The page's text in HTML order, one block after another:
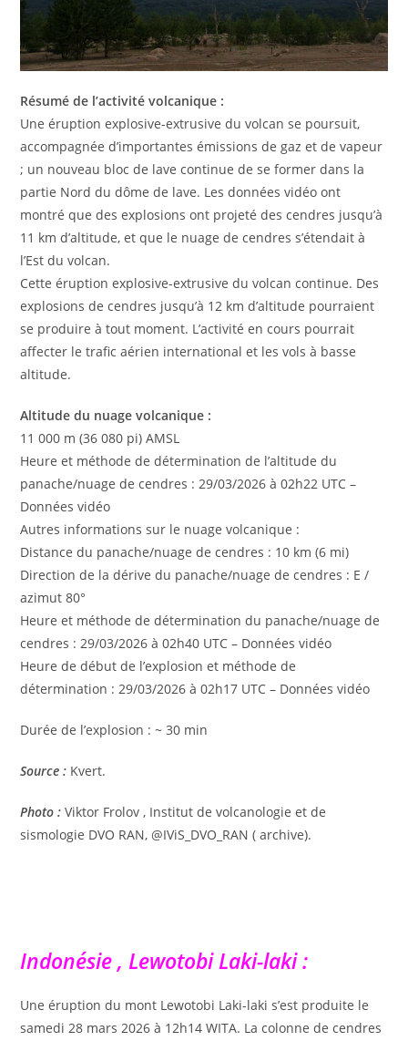
Résumé de l’activité volcanique :
Une éruption explosive-extrusive du volcan se poursuit,
accompagnée d’importantes émissions de gaz et de vapeur
; un nouveau bloc de lave continue de se former dans la
partie Nord du dôme de lave. Les données vidéo ont
montré que des explosions ont projeté des cendres jusqu’à
11 km d’altitude, et que le nuage de cendres s’étendait à
l’Est du volcan.
Cette éruption explosive-extrusive du volcan continue. Des
explosions de cendres jusqu’à 12 km d’altitude pourraient
se produire à tout moment. L’activité en cours pourrait
affecter le trafic aérien international et les vols à basse
altitude.
Altitude du nuage volcanique :
11 000 m (36 080 pi) AMSL
Heure et méthode de détermination de l’altitude du
panache/nuage de cendres : 29/03/2026 à 02h22 UTC –
Données vidéo
Autres informations sur le nuage volcanique :
Distance du panache/nuage de cendres : 10 km (6 mi)
Direction de la dérive du panache/nuage de cendres : E /
azimut 80°
Heure et méthode de détermination du panache/nuage de
cendres : 29/03/2026 à 02h40 UTC – Données vidéo
Heure de début de l’explosion et méthode de
détermination : 29/03/2026 à 02h17 UTC – Données vidéo
Durée de l’explosion : ~ 30 min
Source : Kvert.
Photo : Viktor Frolov , Institut de volcanologie et de
sismologie DVO RAN, @IViS_DVO_RAN ( archive).
Indonésie , Lewotobi Laki-laki :
Une éruption du mont Lewotobi Laki-laki s’est produite le
samedi 28 mars 2026 à 12h14 WITA. La colonne de cendres